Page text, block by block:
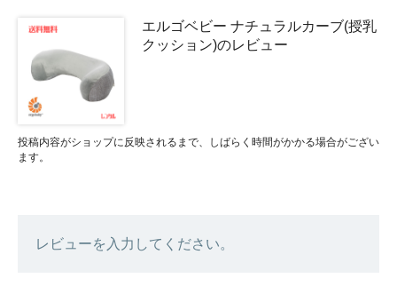
エルゴベビー ナチュラルカーブ(授乳
クッション)のレビュー
投稿内容がショップに反映されるまで、しばらく時間がかかる場合がござい
ます。
レビューを入力してください。